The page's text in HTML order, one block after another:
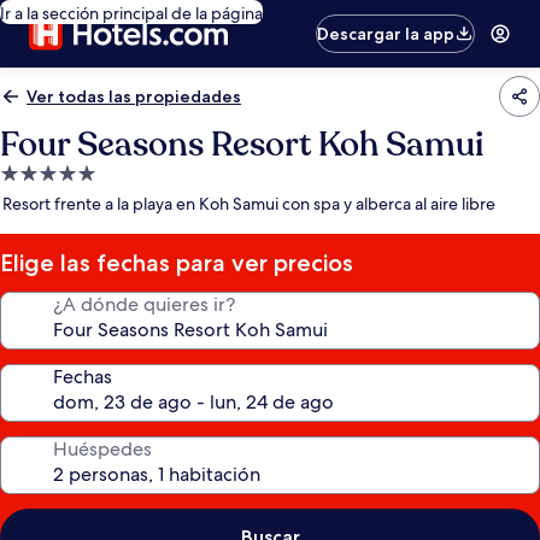
Ir a la sección principal de la página
Descargar la app
Ver todas las propiedades
Four Seasons Resort Koh Samui
Propiedad
de
estrellas
Resort frente a la playa en Koh Samui con spa y alberca al aire libre
Elige las fechas para ver precios
¿A dónde quieres ir?
Fechas
Huéspedes